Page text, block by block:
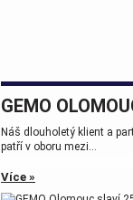
GEMO
Náš dlouholetý klient a
patří v oboru mezi...
Více »